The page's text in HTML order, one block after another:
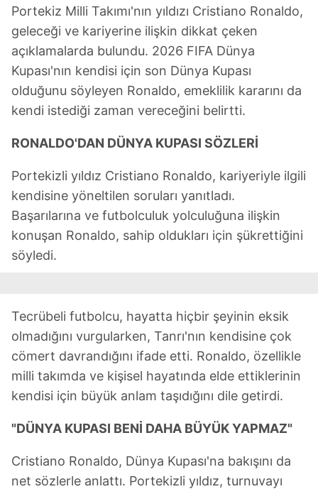
Portekiz Milli Takımı'nın yıldızı Cristiano Ronaldo,
geleceği ve kariyerine ilişkin dikkat çeken
açıklamalarda bulundu. 2026 FIFA Dünya
Kupası'nın kendisi için son Dünya Kupası
olduğunu söyleyen Ronaldo, emeklilik kararını da
kendi istediği zaman vereceğini belirtti.
RONALDO'DAN DÜNYA KUPASI SÖZLERİ
Portekizli yıldız Cristiano Ronaldo, kariyeriyle ilgili
kendisine yöneltilen soruları yanıtladı.
Başarılarına ve futbolculuk yolculuğuna ilişkin
konuşan Ronaldo, sahip oldukları için şükrettiğini
söyledi.
Tecrübeli futbolcu, hayatta hiçbir şeyinin eksik
olmadığını vurgularken, Tanrı'nın kendisine çok
cömert davrandığını ifade etti. Ronaldo, özellikle
milli takımda ve kişisel hayatında elde ettiklerinin
kendisi için büyük anlam taşıdığını dile getirdi.
"DÜNYA KUPASI BENİ DAHA BÜYÜK YAPMAZ"
Cristiano Ronaldo, Dünya Kupası'na bakışını da
net sözlerle anlattı. Portekizli yıldız, turnuvayı